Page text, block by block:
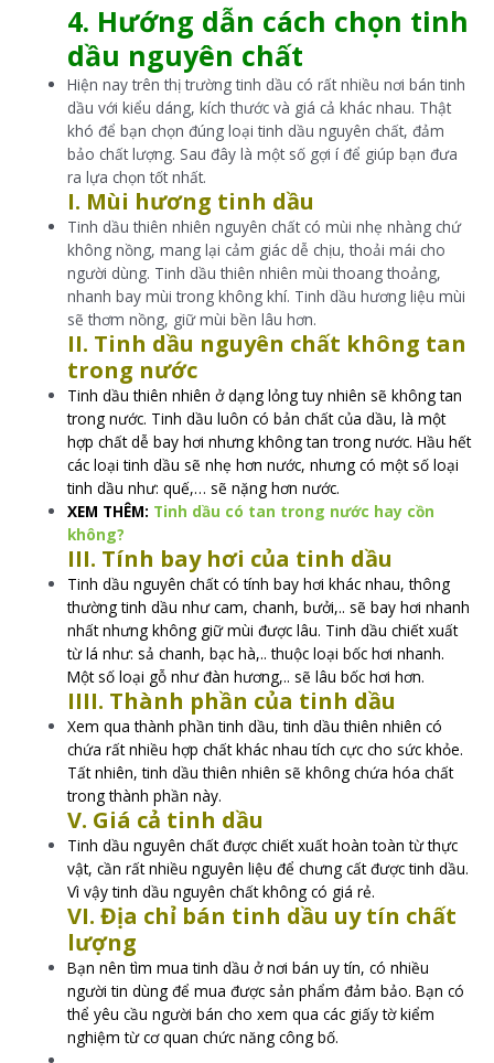
4. Hướng dẫn cách chọn tinh
dầu nguyên chất
Hiện nay trên thị trường tinh dầu có rất nhiều nơi bán tinh
dầu với kiểu dáng, kích thước và giá cả khác nhau. Thật
khó để bạn chọn đúng loại tinh dầu nguyên chất, đảm
bảo chất lượng. Sau đây là một số gợi í để giúp bạn đưa
ra lựa chọn tốt nhất.
I. Mùi hương tinh dầu
Tinh dầu thiên nhiên nguyên chất có mùi nhẹ nhàng chứ
không nồng, mang lại cảm giác dễ chịu, thoải mái cho
người dùng. Tinh dầu thiên nhiên mùi thoang thoảng,
nhanh bay mùi trong không khí. Tinh dầu hương liệu mùi
sẽ thơm nồng, giữ mùi bền lâu hơn.
II. Tinh dầu nguyên chất không tan
trong nước
Tinh dầu thiên nhiên ở dạng lỏng tuy nhiên sẽ không tan
trong nước. Tinh dầu luôn có bản chất của dầu, là một
hợp chất dễ bay hơi nhưng không tan trong nước. Hầu hết
các loại tinh dầu sẽ nhẹ hơn nước, nhưng có một số loại
tinh dầu như: quế,… sẽ nặng hơn nước.
XEM THÊM: Tinh dầu có tan trong nước hay cồn
không?
III. Tính bay hơi của tinh dầu
Tinh dầu nguyên chất có tính bay hơi khác nhau, thông
thường tinh dầu như cam, chanh, bưởi,.. sẽ bay hơi nhanh
nhất nhưng không giữ mùi được lâu. Tinh dầu chiết xuất
từ lá như: sả chanh, bạc hà,.. thuộc loại bốc hơi nhanh.
Một số loại gỗ như đàn hương,.. sẽ lâu bốc hơi hơn.
IIII. Thành phần của tinh dầu
Xem qua thành phần tinh dầu, tinh dầu thiên nhiên có
chứa rất nhiều hợp chất khác nhau tích cực cho sức khỏe.
Tất nhiên, tinh dầu thiên nhiên sẽ không chứa hóa chất
trong thành phần này.
V. Giá cả tinh dầu
Tinh dầu nguyên chất được chiết xuất hoàn toàn từ thực
vật, cần rất nhiều nguyên liệu để chưng cất được tinh dầu.
Vì vậy tinh dầu nguyên chất không có giá rẻ.
VI. Địa chỉ bán tinh dầu uy tín chất
lượng
Bạn nên tìm mua tinh dầu ở nơi bán uy tín, có nhiều
người tin dùng để mua được sản phẩm đảm bảo. Bạn có
thể yêu cầu người bán cho xem qua các giấy tờ kiểm
nghiệm từ cơ quan chức năng công bố.